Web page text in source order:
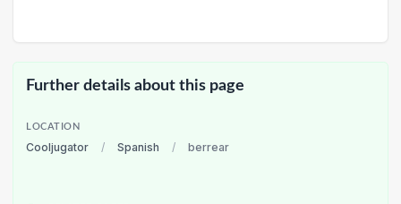
Further details about this page
LOCATION
Cooljugator / Spanish / berrear